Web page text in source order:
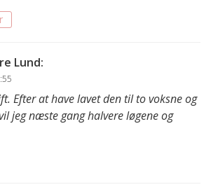
Lund:
Efter at have lavet den til to voksne og
jeg næste gang halvere løgene og